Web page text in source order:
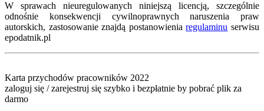
W sprawach nieuregulowanych niniejszą licencją, szczególnie
odnośnie konsekwencji cywilnoprawnych naruszenia praw
autorskich, zastosowanie znajdą postanowieniaregulaminu serwisu
epodatnik.pl
Karta przychodów pracowników 2022
zaloguj się / zarejestruj się szybko i bezpłatnie by pobrać plik za
darmo